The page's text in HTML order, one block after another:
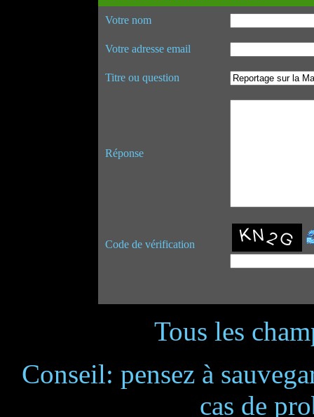
Votre nom
Votre adresse email
Titre ou question
Réponse
Code de vérification
Tous les
Conseil: pensez à
cas de